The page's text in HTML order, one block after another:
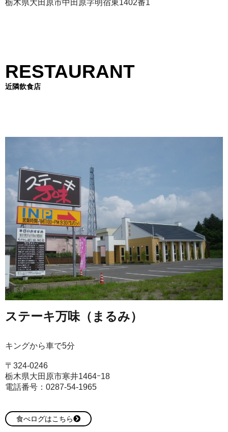
栃木県大田原市中田原字明宿東1402番1
RESTAURANT
近隣飲食店
ステーキ万味（まるみ）
キングから車で5分
〒324-0246
栃木県大田原市寒井1464ｰ18
電話番号：0287-54-1965
食べログはこちら